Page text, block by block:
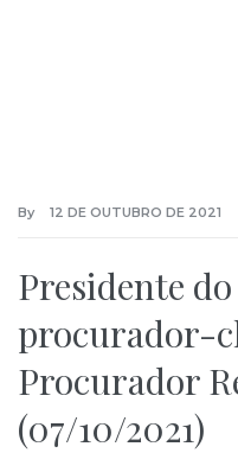
By 12 DE OUTUBRO DE 2021
Presidente
procurador-
Procurador
(07/10/2021)